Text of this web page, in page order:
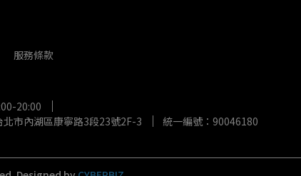
服務條款
20:00
北市內湖區康寧路3段23號2F-3 統一編號：90046180